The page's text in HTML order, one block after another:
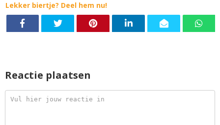
Lekker biertje? Deel hem nu!
Reactie plaatsen